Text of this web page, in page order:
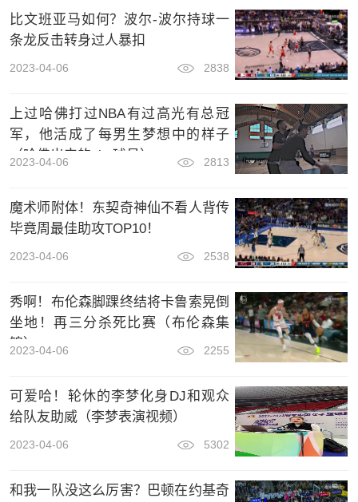
比文班亚马如何？波尔-波尔持球一
条龙反击转身过人暴扣
2023-04-06 2838
上过哈佛打过NBA有过高光有总冠
军，他活成了每男生梦想中的样子
（哈佛出来的nba球员）
2023-04-06 2813
魔术师附体！东契奇神仙不看人背传
毕竟周最佳助攻TOP10！
2023-04-06 2538
秀啊！布伦森脚踝终结将卡鲁索晃倒
坐地！再三分杀死比赛（布伦森集
锦）
2023-04-06 2255
可爱哈！轮休的李梦化身DJ和观众
给队友助威（李梦表演视频）
2023-04-06 5302
和我一队没这么厉害？巴顿在约基奇